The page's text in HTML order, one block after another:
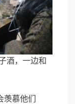
酒，一边和
羡慕他们